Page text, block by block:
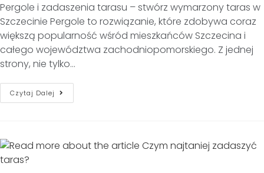
Pergole i zadaszenia tarasu – stwórz wymarzony taras w
Szczecinie Pergole to rozwiązanie, które zdobywa coraz
większą popularność wśród mieszkańców Szczecina i
całego województwa zachodniopomorskiego. Z jednej
strony, nie tylko…
Czytaj Dalej